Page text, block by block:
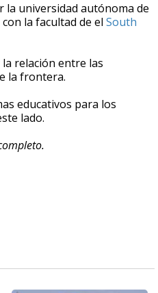
la universidad autónoma de
la facultad de el South
relación entre las
la frontera.
educativos para los
lado.